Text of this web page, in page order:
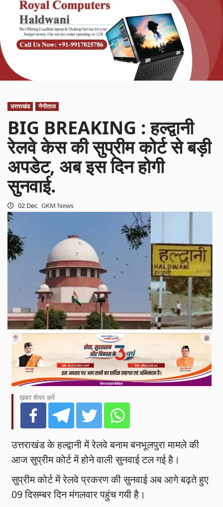
उत्तराखंड नैनीताल
BIG BREAKING : हल्द्वानी
रेलवे केस की सुप्रीम कोर्ट से बड़ी
अपडेट, अब इस दिन होगी
सुनवाई.
02 Dec GKM News
ख़बर शेयर करें
उत्तराखंड के हल्द्वानी में रेलवे बनाम बनभूलपुरा मामले की
आज सुप्रीम कोर्ट में होने वाली सुनवाई टल गई है।
सुप्रीम कोर्ट में रेलवे प्रकरण की सुनवाई अब आगे बढ़ते हुए
09 दिसम्बर दिन मंगलवार पहुंच गयी है।